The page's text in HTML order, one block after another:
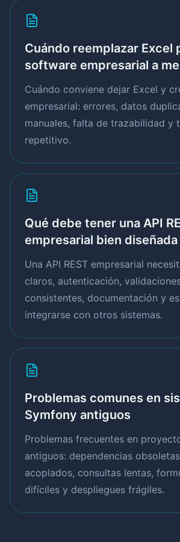
Cuándo reemplazar Excel
software empresarial a
Cuándo conviene dejar Excel y
empresarial: errores, datos
manuales, falta de trazabilidad y
repetitivo.
Qué debe tener una API
empresarial bien diseñada
Una API REST empresarial
claros, autenticación,
consistentes, documentación y
integrarse con otros sistemas.
Problemas comunes en
Symfony antiguos
Problemas frecuentes en
antiguos: dependencias
acoplados, consultas lentas,
difíciles y despliegues frágiles.